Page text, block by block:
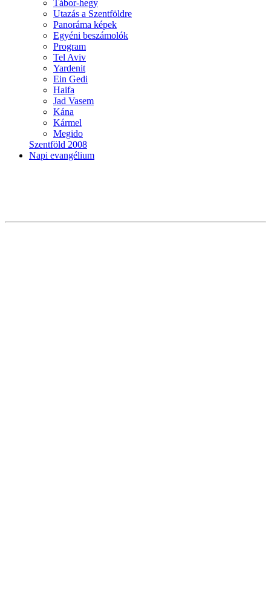
Tábor-hegy
Utazás a Szentföldre
Panoráma képek
Egyéni beszámolók
Program
Tel Aviv
Yardenit
Ein Gedi
Haifa
Jad Vasem
Kána
Kármel
Megido
Szentföld 2008
Napi evangélium